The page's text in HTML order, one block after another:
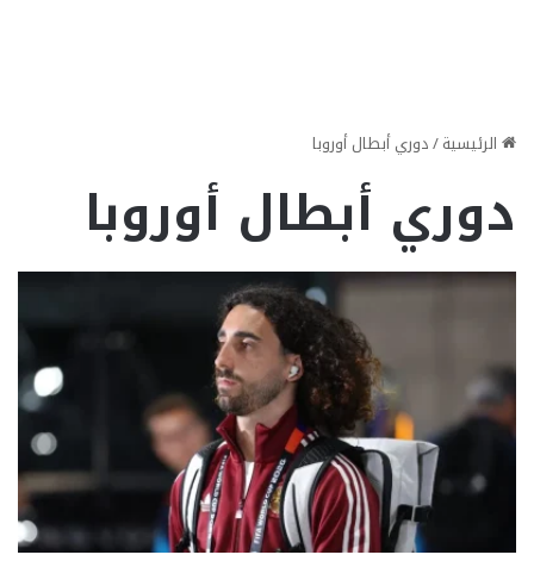
الرئيسية/دوري أبطال أوروبا
دوري أبطال أوروبا